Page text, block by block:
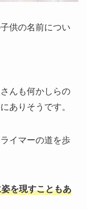
供の名前につい
んも何かしらの
ありそうです。
イマーの道を歩
を現すこともあ